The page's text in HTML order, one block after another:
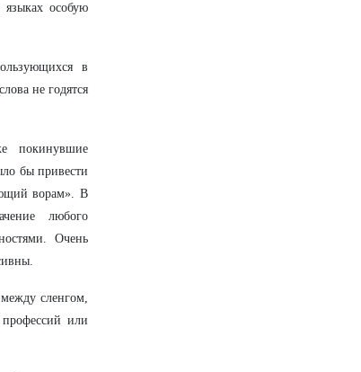
особую
в
не годятся
покинувшие
бы привести
ворам». В
любого
Очень
между сленгом,
или